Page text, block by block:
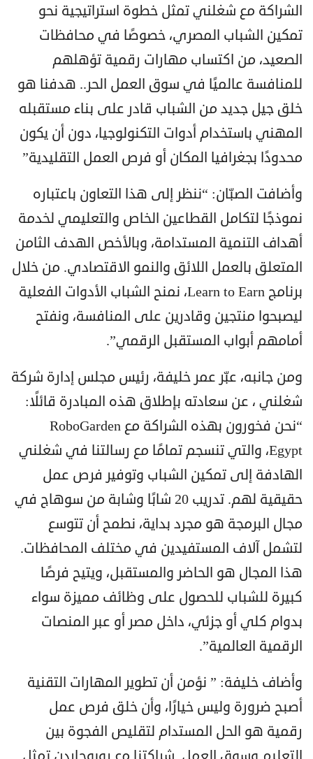
الشراكة مع شغلني تمثل خطوة استراتيجية نحو
تمكين الشباب المصري، خصوصًا في محافظات
الصعيد، من اكتساب مهارات رقمية تؤهلهم
للمنافسة عالميًا في سوق العمل الحر.. هدفنا هو
خلق جيل جديد من الشباب قادر على بناء مستقبله
المهني باستخدام أدوات التكنولوجيا، دون أن يكون
محدودًا بجغرافيا المكان أو فرص العمل التقليدية”
وأضافت الصبّان: “ننظر إلى هذا التعاون باعتباره
نموذجًا لتكامل القطاعين الخاص والتعليمي لخدمة
أهداف التنمية المستدامة، وبالأخص الهدف الثامن
المتعلق بالعمل اللائق والنمو الاقتصادي. من خلال
برنامج Learn to Earn، نمنح الشباب الأدوات الفعلية
ليصبحوا منتجين وقادرين على المنافسة، ونفتح
أمامهم أبواب المستقبل الرقمي”.
ومن جانبه، عبّر عمر خليفة، رئيس مجلس إدارة شركة
شغلني ، عن سعادته بإطلاق هذه المبادرة قائلًا:
“نحن فخورون بهذه الشراكة مع RoboGarden
Egypt، والتي تنسجم تمامًا مع رسالتنا في شغلني
الهادفة إلى تمكين الشباب وتوفير فرص عمل
حقيقية لهم. تدريب 20 شابًا وشابة من سوهاج في
مجال البرمجة هو مجرد بداية، نطمح أن تتوسع
لتشمل آلاف المستفيدين في مختلف المحافظات.
هذا المجال هو الحاضر والمستقبل، ويتيح فرصًا
كبيرة للشباب للحصول على وظائف مميزة سواء
بدوام كلي أو جزئي، داخل مصر أو عبر المنصات
الرقمية العالمية”.
وأضاف خليفة: ” نؤمن أن تطوير المهارات التقنية
أصبح ضرورة وليس خيارًا، وأن خلق فرص عمل
رقمية هو الحل المستدام لتقليص الفجوة بين